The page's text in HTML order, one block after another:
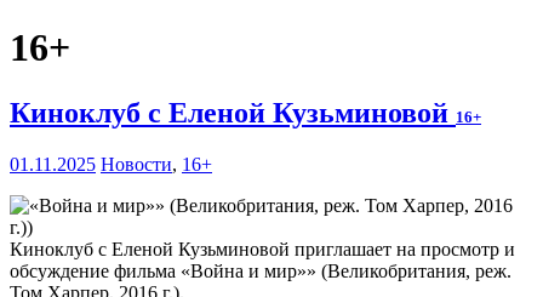
16+
Киноклуб с Еленой Кузьминовой 16+
01.11.2025 Новости, 16+
Киноклуб с Еленой Кузьминовой приглашает на просмотр и
обсуждение фильма «Война и мир»» (Великобритания, реж.
Том Харпер, 2016 г.).